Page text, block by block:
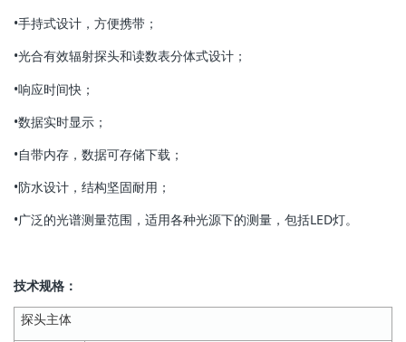
•手持式设计，方便携带；
•光合有效辐射探头和读数表分体式设计；
•响应时间快；
•数据实时显示；
•自带内存，数据可存储下载；
•防水设计，结构坚固耐用；
•广泛的光谱测量范围，适用各种光源下的测量，包括LED灯。
技术规格：
探头主体